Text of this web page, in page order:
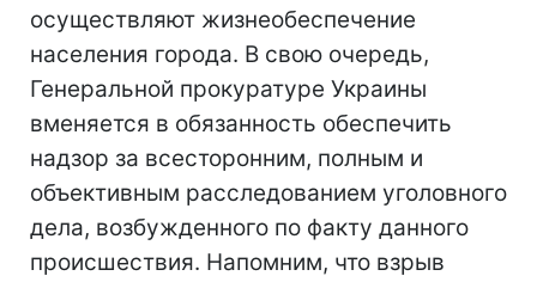
осуществляют жизнеобеспечение
населения города. В свою очередь,
Генеральной прокуратуре Украины
вменяется в обязанность обеспечить
надзор за всесторонним, полным и
объективным расследованием уголовного
дела, возбужденного по факту данного
происшествия. Напомним, что взрыв